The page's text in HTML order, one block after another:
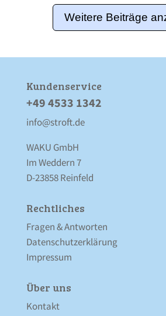
Kunden­service
+49 4533 1342
info@stroft.de
WAKU GmbH
Im Weddern 7
D-23858 Reinfeld
Rechtliches
Fragen & Antworten
Datenschutz­erklärung
Impressum
Über uns
Kontakt